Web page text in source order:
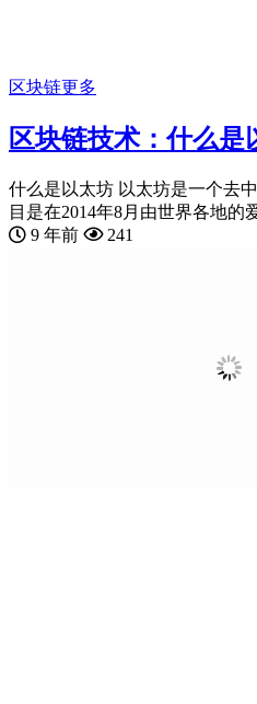
区块链更多
区块链技术：什么是
什么是以太坊 以太坊是一个去
目是在2014年8月由世界各地的
9 年前
241